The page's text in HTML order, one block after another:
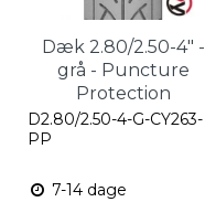
Dæk 2.80/2.50-4" -
grå - Puncture
Protection
D2.80/2.50-4-G-CY263-
PP
7-14 dage